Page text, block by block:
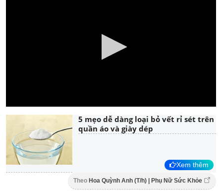
5 mẹo dễ dàng loại bỏ vết rỉ sét trên
quần áo và giày dép
Xem thêm
Theo Hoa Quỳnh Anh (T/h) | Phụ Nữ Sức Khỏe